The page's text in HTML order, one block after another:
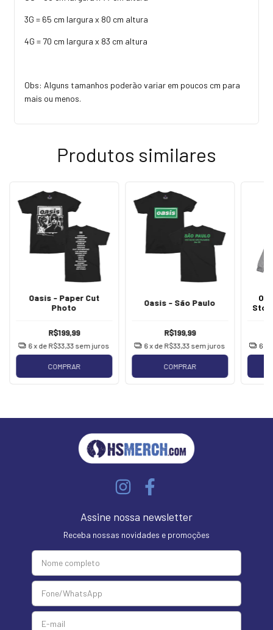
3G = 65 cm largura x 80 cm altura
4G = 70 cm largura x 83 cm altura
Obs: Alguns tamanhos poderão variar em poucos cm para
mais ou menos.
Produtos similares
Oasis - Paper Cut
Photo
R$199,99
6x de R$33,33 sem juros
COMPRAR
Oasis - São Paulo
R$199,99
6 x de R$33,33 sem juros
COMPRAR
6
Assine nossa newsletter
Receba nossas novidades e promoções